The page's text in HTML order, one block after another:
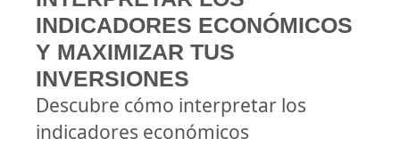
INDICADORES ECONÓMICOS
Y MAXIMIZAR TUS
INVERSIONES
Descubre cómo interpretar los
indicadores económicos